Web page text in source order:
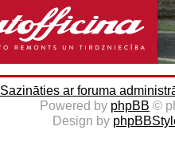
Sazināties ar foruma
Powered by phpBB ©
Design by